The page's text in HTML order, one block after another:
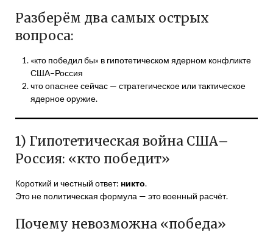
Разберём два самых острых
вопроса:
«кто победил бы» в гипотетическом ядерном конфликте
США–Россия
что опаснее сейчас — стратегическое или тактическое
ядерное оружие.
1) Гипотетическая война США–
Россия: «кто победит»
Короткий и честный ответ: никто.
Это не политическая формула — это военный расчёт.
Почему невозможна «победа»